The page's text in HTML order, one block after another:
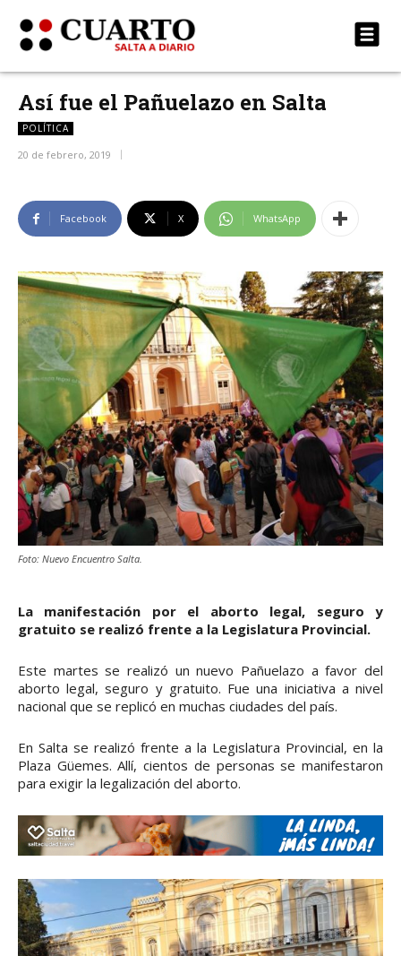
Así fue el Pañuelazo en Salta
POLÍTICA
20 de febrero, 2019
Facebook X WhatsApp
Foto: Nuevo Encuentro Salta.
La manifestación por el aborto legal, seguro y
gratuito se realizó frente a la Legislatura Provincial.
Este martes se realizó un nuevo Pañuelazo a favor del
aborto legal, seguro y gratuito. Fue una iniciativa a nivel
nacional que se replicó en muchas ciudades del país.
En Salta se realizó frente a la Legislatura Provincial, en la
Plaza Güemes. Allí, cientos de personas se manifestaron
para exigir la legalización del aborto.